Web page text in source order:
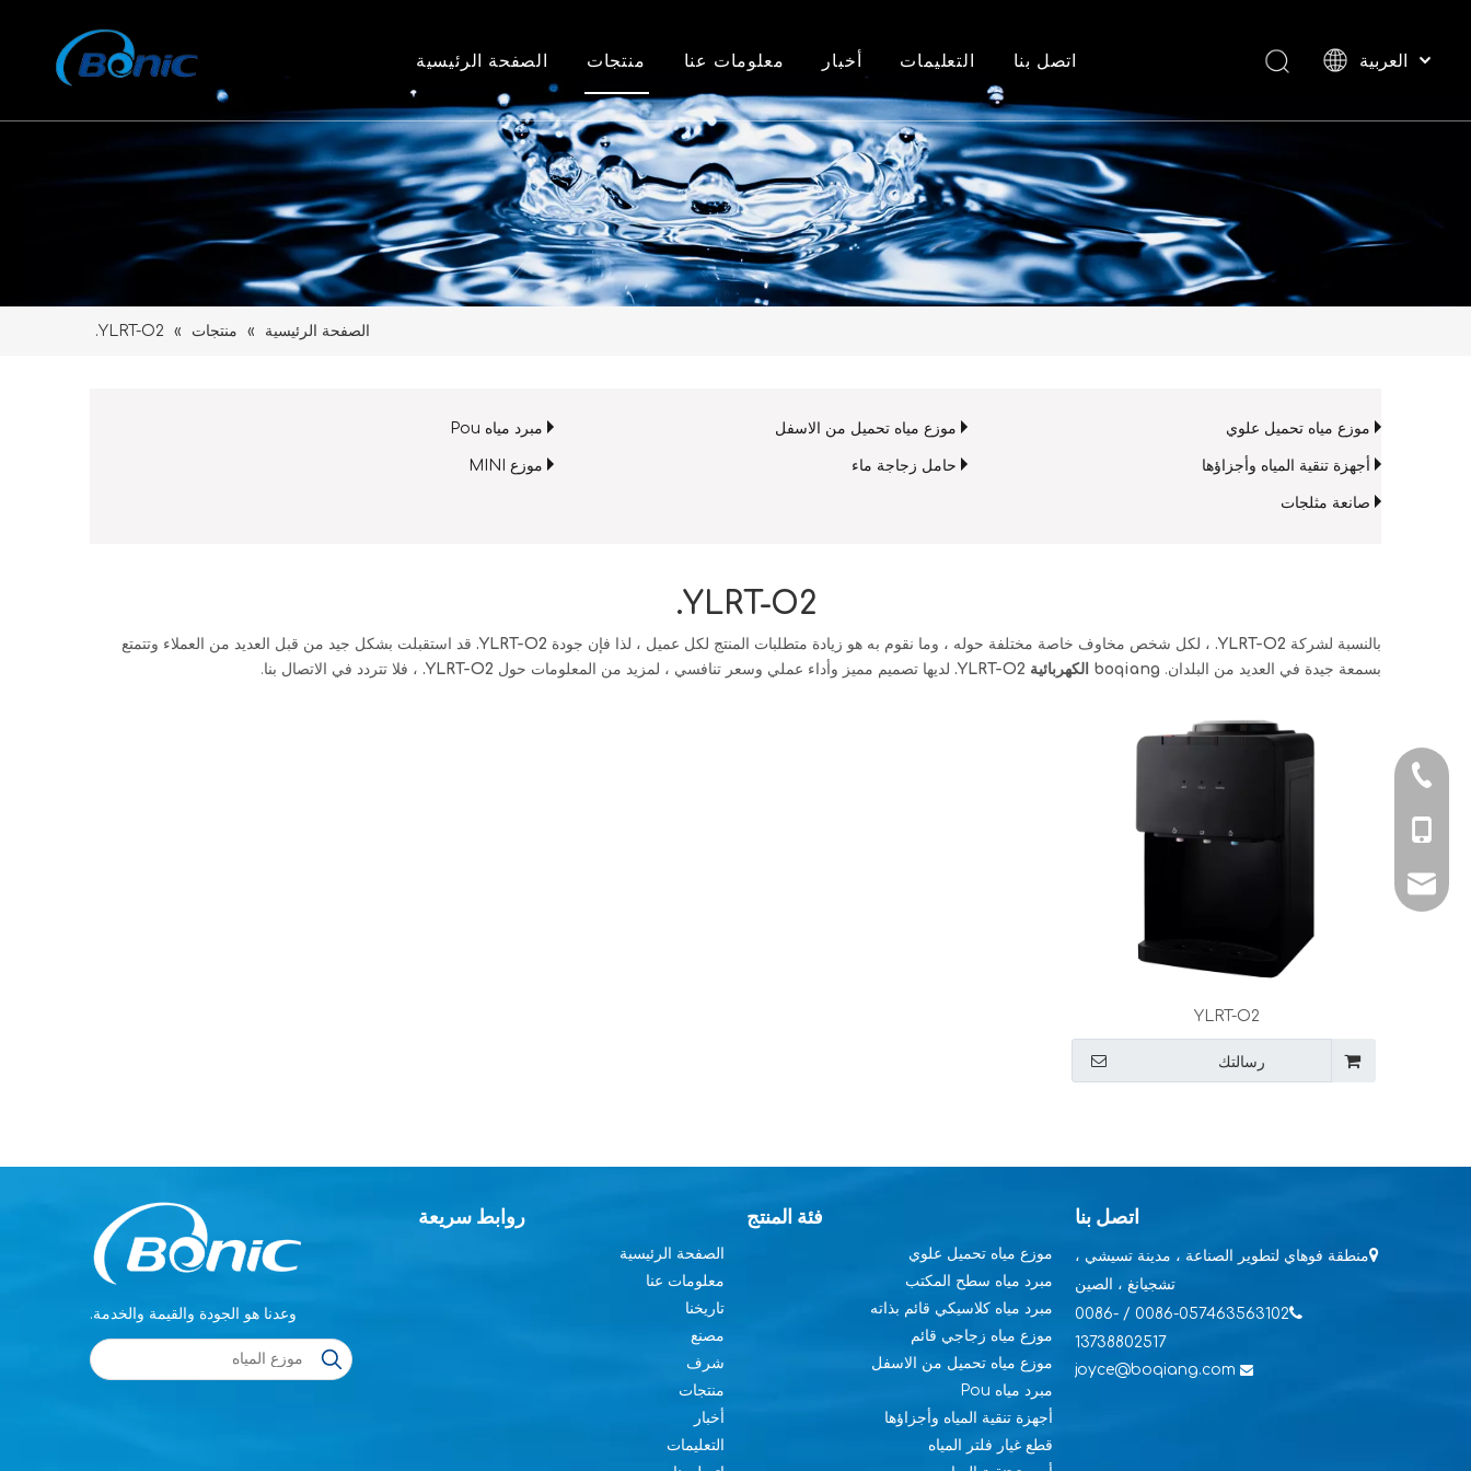
الصفحة الرئيسية منتجات
موزع مياه تحميل علوي
موزع مياه تحميل من الاسفل
مبرد مياه Pou
أجهزة تنقية المياه وأجزاؤها
حامل زجاجة ماء
معلومات عنا
معلومات عنا
تاريخنا
مصنع
شرف
أخبار
أخبار الشركة
اخبار الصناعة
التعليمات اتصل بنا
العربية
Español
الصفحة الرئيسية » منتجات »
YLRT-O2.
موزع مياه تحميل علوي موزع مياه تحميل من الاسفل مبرد مياه Pou
أجهزة تنقية المياه وأجزاؤها حامل زجاجة ماء موزع MINI
صانعة مثلجات
YLRT-O2.
بالنسبة لشركة YLRT-O2. ، لكل شخص مخاوف خاصة مختلفة حوله ، وما نقوم به هو زيادة متطلبات المنتج لكل عميل ، لذا فإن جودة YLRT-O2. قد استقبلت بشكل جيد من قبل العديد من العملاء وتتمتع
بسمعة جيدة في العديد من البلدان. boqiang الكهربائية YLRT-O2. لديها تصميم مميز وأداء عملي وسعر تنافسي ، لمزيد من المعلومات حول YLRT-O2. ، فلا تتردد في الاتصال بنا.
YLRT-O2
رسالتك
وعدنا هو الجودة والقيمة والخدمة.
روابط سريعة
الصفحة الرئيسية
معلومات عنا
تاريخنا
مصنع
شرف
منتجات
أخبار
التعليمات
فئة المنتج
موزع مياه تحميل علوي
مبرد مياه سطح المكتب
مبرد مياه كلاسيكي قائم بذاته
موزع مياه زجاجي قائم
موزع مياه تحميل من الاسفل
مبرد مياه Pou
أجهزة تنقية المياه وأجزاؤها
قطع غيار فلتر المياه
اتصل بنا
منطقة فوهاي لتطوير الصناعة ، مدينة تسيشي ،
تشجيانغ ، الصين

0086-057463563102 / 0086-
13738802517

joyce@boqiang.com
0086-